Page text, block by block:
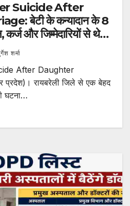
Suicide After
बेटी के कन्यादान के 8
कर्ज और जिम्मेदारियों से थे
शर्मा
After Daughter
प्रदेश)। रायबरेली जिले से एक बेहद
घटना…